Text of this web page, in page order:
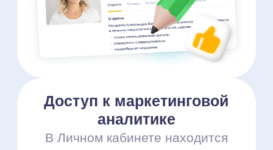
Мы продвигаем
клиники любого типа
и размера
Многопрофильные
клиники
Заполняем свободные окна
в расписании